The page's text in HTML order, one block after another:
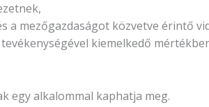
a mezőgazdaságot közvetve érintő
kiemelkedő
egy alkalommal kaphatja meg.